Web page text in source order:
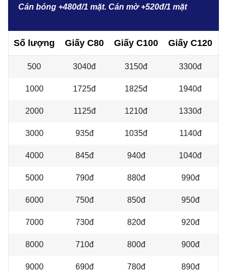
Cán bóng +480đ/1 mặt. Cán mờ +520đ/1 mặt
Số lượng Giấy C80 Giấy C100 Giấy C120
500 3040đ 3150đ 3300đ
1000 1725đ 1825đ 1940đ
2000 1125đ 1210đ 1330đ
3000 935đ 1035đ 1140đ
4000 845đ 940đ 1040đ
5000 790đ 880đ 990đ
6000 750đ 850đ 950đ
7000 730đ 820đ 920đ
8000 710đ 800đ 900đ
9000 690đ 780đ 890đ